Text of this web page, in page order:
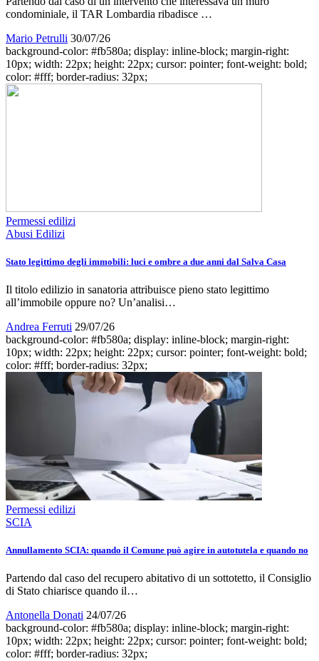
condominiale, il TAR Lombardia ribadisce …
Mario Petrulli 30/07/26
background-color: #fb580a; display: inline-block; margin-right:
10px; width: 22px; height: 22px; cursor: pointer; font-weight: bold;
color: #fff; border-radius: 32px;
Permessi edilizi
Abusi Edilizi
Stato legittimo degli immobili: luci e ombre a due anni dal Salva Casa
Il titolo edilizio in sanatoria attribuisce pieno stato legittimo
all’immobile oppure no? Un’analisi…
Andrea Ferruti 29/07/26
background-color: #fb580a; display: inline-block; margin-right:
10px; width: 22px; height: 22px; cursor: pointer; font-weight: bold;
color: #fff; border-radius: 32px;
Permessi edilizi
SCIA
Annullamento SCIA: quando il Comune può agire in autotutela e quando no
Partendo dal caso del recupero abitativo di un sottotetto, il Consiglio
di Stato chiarisce quando il…
Antonella Donati 24/07/26
background-color: #fb580a; display: inline-block; margin-right:
10px; width: 22px; height: 22px; cursor: pointer; font-weight: bold;
color: #fff; border-radius: 32px;